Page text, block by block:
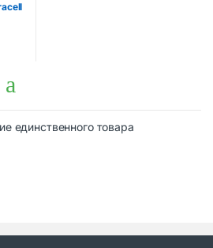
единственного товара